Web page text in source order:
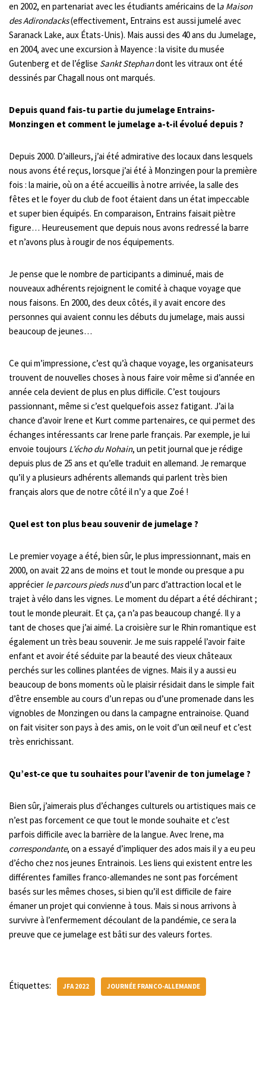
en 2002, en partenariat avec les étudiants américains de la Maison
des Adirondacks(effectivement, Entrains est aussi jumelé avec
Saranack Lake, aux États-Unis). Mais aussi des 40 ans du Jumelage,
en 2004, avec une excursion à Mayence : la visite du musée
Gutenberg et de l’église Sankt Stephandont les vitraux ont été
dessinés par Chagall nous ont marqués.
Depuis quand fais-tu partie du jumelage Entrains-
Monzingen et comment le jumelage a-t-il évolué depuis ?
Depuis 2000. D’ailleurs, j’ai été admirative des locaux dans lesquels
nous avons été reçus, lorsque j’ai été à Monzingen pour la première
fois : la mairie, où on a été accueillis à notre arrivée, la salle des
fêtes et le foyer du club de foot étaient dans un état impeccable
et super bien équipés. En comparaison, Entrains faisait piètre
figure… Heureusement que depuis nous avons redressé la barre
et n’avons plus à rougir de nos équipements.
Je pense que le nombre de participants a diminué, mais de
nouveaux adhérents rejoignent le comité à chaque voyage que
nous faisons. En 2000, des deux côtés, il y avait encore des
personnes qui avaient connu les débuts du jumelage, mais aussi
beaucoup de jeunes…
Ce qui m’impressione, c’est qu’à chaque voyage, les organisateurs
trouvent de nouvelles choses à nous faire voir même si d’année en
année cela devient de plus en plus difficile. C’est toujours
passionnant, même si c’est quelquefois assez fatigant. J’ai la
chance d’avoir Irene et Kurt comme partenaires, ce qui permet des
échanges intéressants car Irene parle français. Par exemple, je lui
envoie toujours L’écho du Nohain, un petit journal que je rédige
depuis plus de 25 ans et qu’elle traduit en allemand. Je remarque
qu’il y a plusieurs adhérents allemands qui parlent très bien
français alors que de notre côté il n’y a que Zoé !
Quel est ton plus beau souvenir de jumelage ?
Le premier voyage a été, bien sûr, le plus impressionnant, mais en
2000, on avait 22 ans de moins et tout le monde ou presque a pu
apprécier le parcours pieds nusd’un parc d’attraction local et le
trajet à vélo dans les vignes. Le moment du départ a été déchirant ;
tout le monde pleurait. Et ça, ça n’a pas beaucoup changé. Il y a
tant de choses que j’ai aimé. La croisière sur le Rhin romantique est
également un très beau souvenir. Je me suis rappelé l’avoir faite
enfant et avoir été séduite par la beauté des vieux châteaux
perchés sur les collines plantées de vignes. Mais il y a aussi eu
beaucoup de bons moments où le plaisir résidait dans le simple fait
d’être ensemble au cours d’un repas ou d’une promenade dans les
vignobles de Monzingen ou dans la campagne entrainoise. Quand
on fait visiter son pays à des amis, on le voit d’un œil neuf et c’est
très enrichissant.
Qu’est-ce que tu souhaites pour l’avenir de ton jumelage ?
Bien sûr, j’aimerais plus d’échanges culturels ou artistiques mais ce
n’est pas forcement ce que tout le monde souhaite et c’est
parfois difficile avec la barrière de la langue. Avec Irene, ma
correspondante, on a essayé d’impliquer des ados mais il y a eu peu
d’écho chez nos jeunes Entrainois. Les liens qui existent entre les
différentes familles franco-allemandes ne sont pas forcément
basés sur les mêmes choses, si bien qu’il est difficile de faire
émaner un projet qui convienne à tous. Mais si nous arrivons à
survivre à l’enfermement découlant de la pandémie, ce sera la
preuve que ce jumelage est bâti sur des valeurs fortes.
Étiquettes: JFA 2022 JOURNÉE FRANCO-ALLEMANDE